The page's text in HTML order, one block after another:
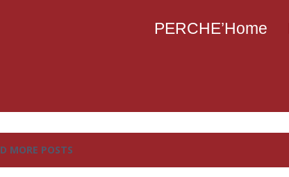
PERCHE’Home
MORE POSTS